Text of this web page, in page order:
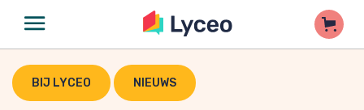
BIJ LYCEO NIEUWS